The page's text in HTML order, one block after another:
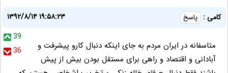
کامی : پاسخ
۱۳۹۲/۸/۱۴ ۱۹:۵۸:۲۳
39
36
متاسفانه در ایران مردم به جای اینکه دنبال کارو پیشرفت و
آبادانی و اقتصاد و راهی برای مستقل بودن بیش از پیش